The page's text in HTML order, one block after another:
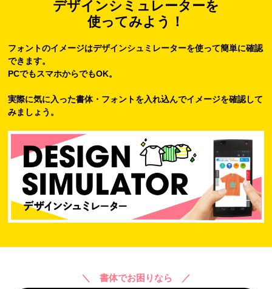
デザインシミュレーターを
使ってみよう！
フォントのイメージはデザインシュミレーターを使って簡単に確認
できます。
PCでもスマホからでもOK。
実際に気に入った書体・フォントを入れ込んでイメージを確認して
みましょう。
＼ 書体でお困りなら ／